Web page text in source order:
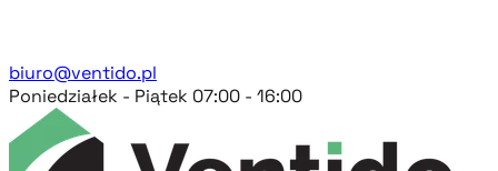
biuro@ventido.pl
Poniedziałek - Piątek 07:00 - 16:00